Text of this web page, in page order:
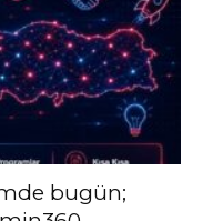
bugün;